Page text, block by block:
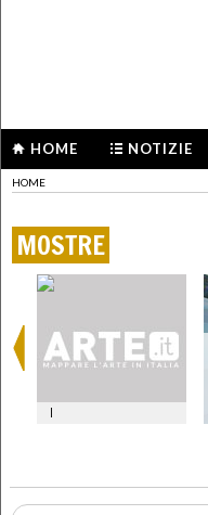
HOME NOTIZIE
HOME
MOSTRE
|